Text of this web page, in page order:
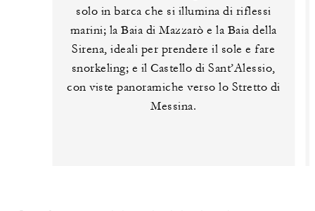
solo in barca che si illumina di riflessi
marini; la Baia di Mazzarò e la Baia della
Sirena, ideali per prendere il sole e fare
snorkeling; e il Castello di Sant’Alessio,
con viste panoramiche verso lo Stretto di
Messina.